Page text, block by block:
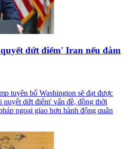
dứt điểm' Iran nếu đàm
tuyên bố Washington sẽ đạt được
quyết dứt điểm' vấn đề, đồng thời
ngoại giao hơn hành động quân